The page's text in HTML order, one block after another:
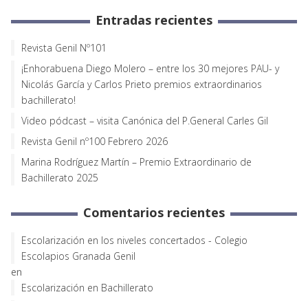
Entradas recientes
Revista Genil Nº101
¡Enhorabuena Diego Molero – entre los 30 mejores PAU- y
Nicolás García y Carlos Prieto premios extraordinarios
bachillerato!
Video pódcast – visita Canónica del P.General Carles Gil
Revista Genil nº100 Febrero 2026
Marina Rodríguez Martín – Premio Extraordinario de
Bachillerato 2025
Comentarios recientes
Escolarización en los niveles concertados - Colegio
Escolapios Granada Genil
en
Escolarización en Bachillerato